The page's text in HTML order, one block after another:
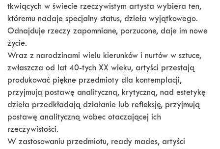
tkwiących w świecie rzeczywistym artysta wybiera ten,
któremu nadaje specjalny status, dzieła wyjątkowego.
Odnajduje rzeczy zapomniane, porzucone, daje im nowe
życie.
Wraz z narodzinami wielu kierunków i nurtów w sztuce,
zwłaszcza od lat 40-tych XX wieku, artyści przestają
produkować piękne przedmioty dla kontemplacji,
przyjmują postawę analityczną, krytyczną, nad estetykę
dzieła przedkładają działanie lub refleksję, przyjmują
postawę analityczną wobec otaczającej ich
rzeczywistości.
W zastosowaniu przedmiotu, ready mades, artyści